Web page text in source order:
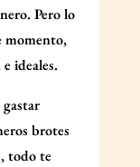
Pero lo
momento,
ideales.
brotes
todo te